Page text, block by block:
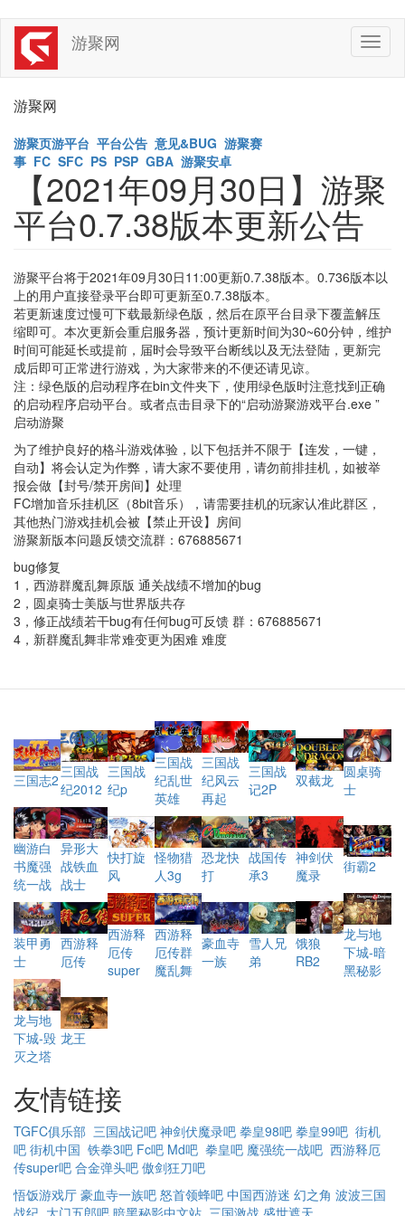
Skip
main
content
游聚网
游聚网
游聚页游平台 平台公告 意见&BUG 游聚赛
事 FC SFC PS PSP GBA 游聚安卓
【2021年09月30日】游聚
平台0.7.38版本更新公告
游聚平台将于2021年09月30日11:00更新0.7.38版本。0.736版本以
上的用户直接登录平台即可更新至0.7.38版本。
若更新速度过慢可下载最新绿色版，然后在原平台目录下覆盖解压
缩即可。本次更新会重启服务器，预计更新时间为30~60分钟，维护
时间可能延长或提前，届时会导致平台断线以及无法登陆，更新完
成后即可正常进行游戏，为大家带来的不便还请见谅。
注：绿色版的启动程序在bin文件夹下，使用绿色版时注意找到正确
的启动程序启动平台。或者点击目录下的“启动游聚游戏平台.exe ”
启动游聚
为了维护良好的格斗游戏体验，以下包括并不限于【连发，一键，
自动】将会认定为作弊，请大家不要使用，请勿前排挂机，如被举
报会做【封号/禁开房间】处理
FC增加音乐挂机区（8bit音乐），请需要挂机的玩家认准此群区，
其他热门游戏挂机会被【禁止开设】房间
游聚新版本问题反馈交流群：676885671
bug修复
1，西游群魔乱舞原版 通关战绩不增加的bug
2，圆桌骑士美版与世界版共存
3，修正战绩若干bug有任何bug可反馈 群：676885671
4，新群魔乱舞非常难变更为困难 难度
三国志2
三国战
纪2012
三国战
纪p
三国战
纪乱世
英雄
三国战
纪风云
再起
三国战
记2P
双截龙
圆桌骑
士
幽游白
书魔强
统一战
异形大
战铁血
战士
快打旋
风
怪物猎
人3g
恐龙快
打
战国传
承3
神剑伏
魔录
街霸2
装甲勇
士
西游释
厄传
西游释
厄传
super
西游释
厄传群
魔乱舞
豪血寺
一族
雪人兄
弟
饿狼
RB2
龙与地
下城-暗
黑秘影
龙与地
下城-毁
灭之塔
龙王
友情链接
TGFC俱乐部 三国战记吧 神剑伏魔录吧 拳皇98吧 拳皇99吧 街机
吧 街机中国 铁拳3吧 Fc吧 Md吧 拳皇吧 魔强统一战吧 西游释厄
传super吧 合金弹头吧 傲剑狂刀吧
悟饭游戏厅 豪血寺一族吧 怒首领蜂吧 中国西游迷 幻之角 波波三国
战纪 大门五郎吧 暗黑秘影中文站 三国激战 盛世遮天